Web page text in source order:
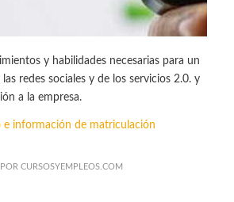
y habilidades necesarias para un
redes sociales y de los servicios 2.0. y
a la empresa.
e información de matriculación
POR CURSOSYEMPLEOS.COM